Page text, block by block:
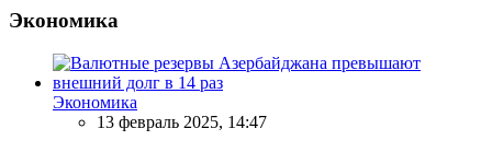
Экономика
Экономика
13 февраль 2025, 14:47